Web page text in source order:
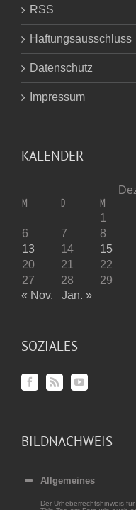
RSS
Haftungsausschluss
Datenschutz
Impressum
KALENDER
M D M
1
6
7 8
13
14 15
20
21 22
27
28 29
« Nov.
Jan. »
SOZIALES
BILDNACHWEIS
Allgemeines
Der Urheberrechtshinweis